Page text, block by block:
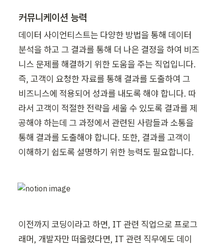
커뮤니케이션 능력
데이터 사이언티스트는 다양한 방법을 통해 데이터
분석을 하고 그 결과를 통해 더 나은 결정을 하여 비즈
니스 문제를 해결하기 위한 도움을 주는 직업입니다.
즉, 고객이 요청한 자료를 통해 결과를 도출하여 그
비즈니스에 적용되어 성과를 내도록 해야 합니다. 따
라서 고객이 적절한 전략을 세울 수 있도록 결과를 제
공해야 하는데 그 과정에서 관련된 사람들과 소통을
통해 결과를 도출해야 합니다. 또한, 결과를 고객이
이해하기 쉽도록 설명하기 위한 능력도 필요합니다.
이전까지 코딩이라고 하면, IT 관련 직업으로 프로그
래머, 개발자만 떠올렸다면, IT 관련 직무에도 데이